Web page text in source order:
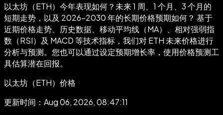
以太坊（ETH）今年表现如何？未来 1 周、1 个月、3 个月的
短期走势，以及 2026-2030 年的长期价格预期如何？ 基于
近期价格走势、历史数据、移动平均线（MA）、相对强弱指
数（RSI）及 MACD 等技术指标，我们对 ETH 未来价格进行
分析与预测。您也可以通过设定预期增长率，使用价格预测工
具估算潜在回报。
以太坊（ETH）价格
更新时间：Aug 06, 2026, 08:47:11